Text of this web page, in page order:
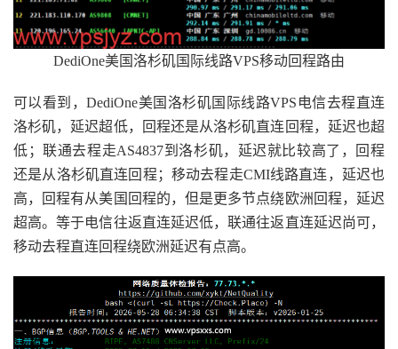
DediOne美国洛杉矶国际线路VPS移动回程路由
可以看到，DediOne美国洛杉矶国际线路VPS电信去程直连
洛杉矶，延迟超低，回程还是从洛杉矶直连回程，延迟也超
低；联通去程走AS4837到洛杉矶，延迟就比较高了，回程
还是从洛杉矶直连回程；移动去程走CMI线路直连，延迟也
高，回程有从美国回程的，但是更多节点绕欧洲回程，延迟
超高。等于电信往返直连延迟低，联通往返直连延迟尚可，
移动去程直连回程绕欧洲延迟有点高。